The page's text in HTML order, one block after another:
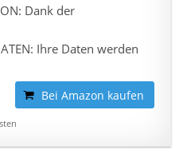
Dank der
Ihre Daten werden
Bei Amazon kaufen